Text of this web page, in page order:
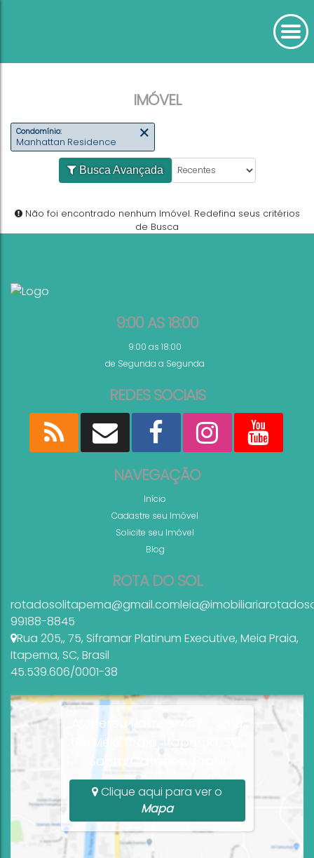
IMÓVEL
Condomínio:
Manhattan Residence
Busca Avançada
9:00 AS 18:00
9:00 as 18:00
de Segunda a Segunda
REDES SOCIAIS
NAVEGAÇÃO
Início
Cadastre seu Imóvel
Solicite seu Imóvel
Blog
ROTA DO SOL
rotadosolitapema@gmail.com
99188-8845
Rua 205,, 75, Siframar Platinum Executive, Meia Praia,
Itapema, SC, Brasil
45.539.606/0001-38
Av Nereu Ramos, 4077, Sala
09, Meia Praia, Itapema, SC,
Santa Catarina, Brasil
Clique aqui para ver o
Mapa